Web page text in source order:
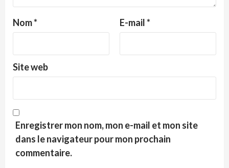
Nom* E-mail*
Site web
Enregistrer mon nom, mon e-mail et mon site
dans le navigateur pour mon prochain
commentaire.